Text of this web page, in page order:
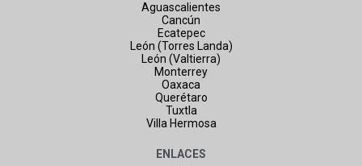
Aguascalientes
Cancún
Ecatepec
León (Torres Landa)
León (Valtierra)
Monterrey
Oaxaca
Querétaro
Tuxtla
Villa Hermosa
ENLACES